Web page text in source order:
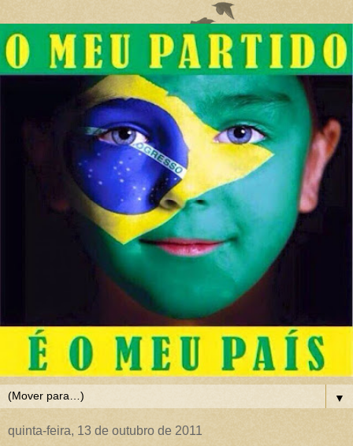
▼
quinta-feira, 13 de outubro de 2011